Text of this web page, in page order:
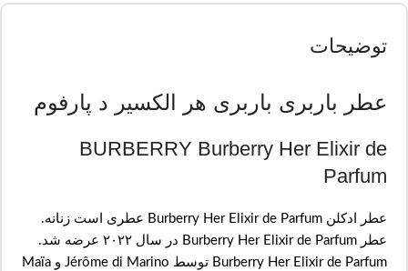
توضیحات
عطر باربری باربری هر الکسیر د پارفوم
BURBERRY Burberry Her Elixir de
Parfum
عطر ادکلن Burberry Her Elixir de Parfum عطری است زنانه.
عطر Burberry Her Elixir de Parfum در سال ۲۰۲۲ عرضه شد.
Burberry Her Elixir de Parfum توسط Jérôme di Marino و Maïa